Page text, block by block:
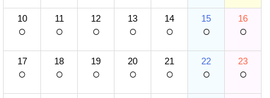
10
○
11
○
12
○
13
○
14
○
15
○
16
○
17
○
18
○
19
○
20
○
21
○
22
○
23
○